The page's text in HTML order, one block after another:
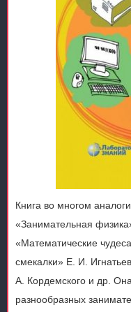
Книга во многом
«Занимательная
«Математические
смекалки» Е. И.
А. Кордемского и др.
разнообразных